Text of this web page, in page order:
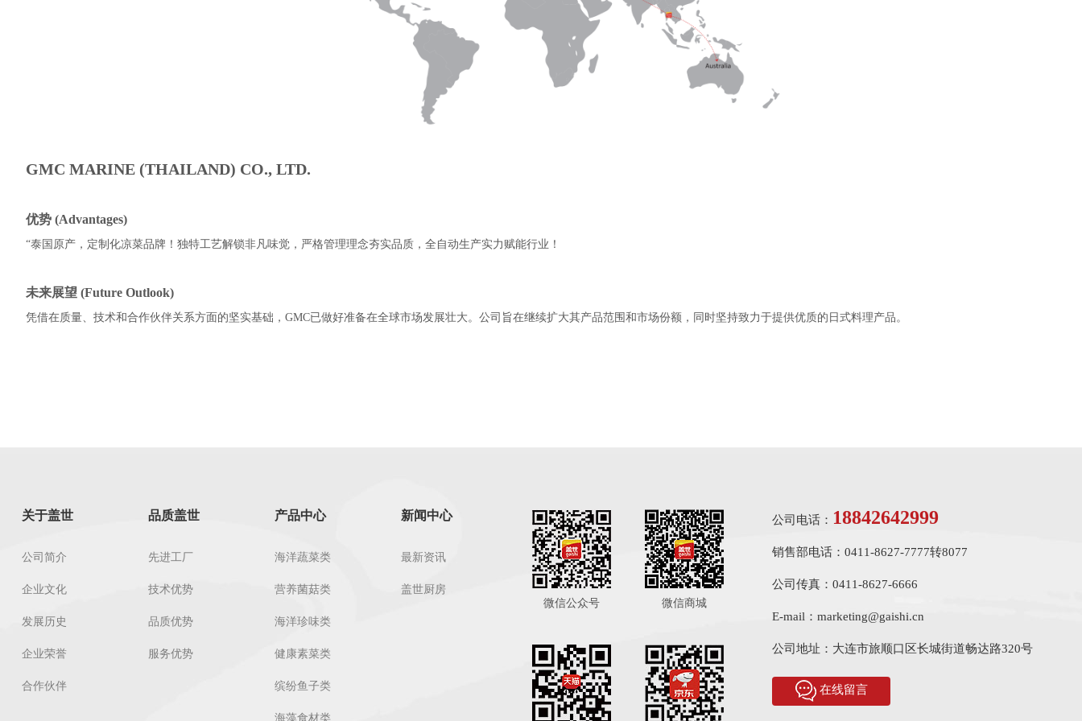
GMC MARINE (THAILAND) CO., LTD.
优势 (Advantages)
“泰国原产，定制化凉菜品牌！独特工艺解锁非凡味觉，严格管理理念夯实品质，全自动生产实力赋能行业！
未来展望 (Future Outlook)
凭借在质量、技术和合作伙伴关系方面的坚实基础，GMC已做好准备在全球市场发展壮大。公司旨在继续扩大其产品范围和市场份额，同时坚持致力于提供优质的日式料理产品。
关于盖世
公司简介
企业文化
发展历史
企业荣誉
合作伙伴
品质盖世
先进工厂
技术优势
品质优势
服务优势
产品中心
海洋蔬菜类
营养菌菇类
海洋珍味类
健康素菜类
缤纷鱼子类
海藻食材类
新闻中心
最新资讯
盖世厨房
微信公众号
微信商城
公司电话： 18842642999
销售部电话：0411-8627-7777转8077
公司传真：0411-8627-6666
E-mail：marketing@gaishi.cn
公司地址：大连市旅顺口区长城街道畅达路320号
在线留言